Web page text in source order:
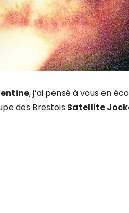
, j’ai pensé à vous en
des Brestois Satellite